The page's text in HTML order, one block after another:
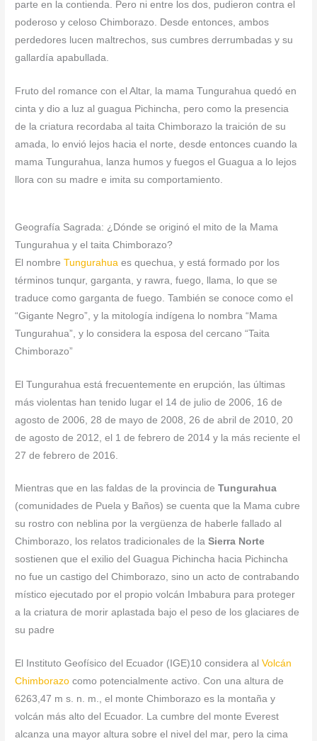
parte en la contienda. Pero ni entre los dos, pudieron contra el
poderoso y celoso Chimborazo. Desde entonces, ambos
perdedores lucen maltrechos, sus cumbres derrumbadas y su
gallardía apabullada.
Fruto del romance con el Altar, la mama Tungurahua quedó en
cinta y dio a luz al guagua Pichincha, pero como la presencia
de la criatura recordaba al taita Chimborazo la traición de su
amada, lo envió lejos hacia el norte, desde entonces cuando la
mama Tungurahua, lanza humos y fuegos el Guagua a lo lejos
llora con su madre e imita su comportamiento.
Geografía Sagrada: ¿Dónde se originó el mito de la Mama
Tungurahua y el taita Chimborazo?
El nombreTungurahua es quechua, y está formado por los
términos tunqur, garganta, y rawra, fuego, llama,​ lo que se
traduce como garganta de fuego. También se conoce como el
“Gigante Negro”, y la mitología indígena lo nombra “Mama
Tungurahua”, y lo considera la esposa del cercano “Taita
Chimborazo”
El Tungurahua está frecuentemente en erupción, las últimas
más violentas han tenido lugar el 14 de julio de 2006, 16 de
agosto de 2006, 28 de mayo de 2008, 26 de abril de 2010, 20
de agosto de 2012, el 1 de febrero de 2014 y la más reciente el
27 de febrero de 2016.
Mientras que en las faldas de la provincia deTungurahua
(comunidades de Puela y Baños) se cuenta que la Mama cubre
su rostro con neblina por la vergüenza de haberle fallado al
Chimborazo, los relatos tradicionales de laSierra Norte
sostienen que el exilio del Guagua Pichincha hacia Pichincha
no fue un castigo del Chimborazo, sino un acto de contrabando
místico ejecutado por el propio volcán Imbabura para proteger
a la criatura de morir aplastada bajo el peso de los glaciares de
su padre
El Instituto Geofísico del Ecuador (IGE)10​ considera alVolcán
Chimborazo como potencialmente activo. Con una altura de
6263,47 m s. n. m., el monte Chimborazo es la montaña y
volcán más alto del Ecuador. La cumbre del monte Everest
alcanza una mayor altura sobre el nivel del mar, pero la cima